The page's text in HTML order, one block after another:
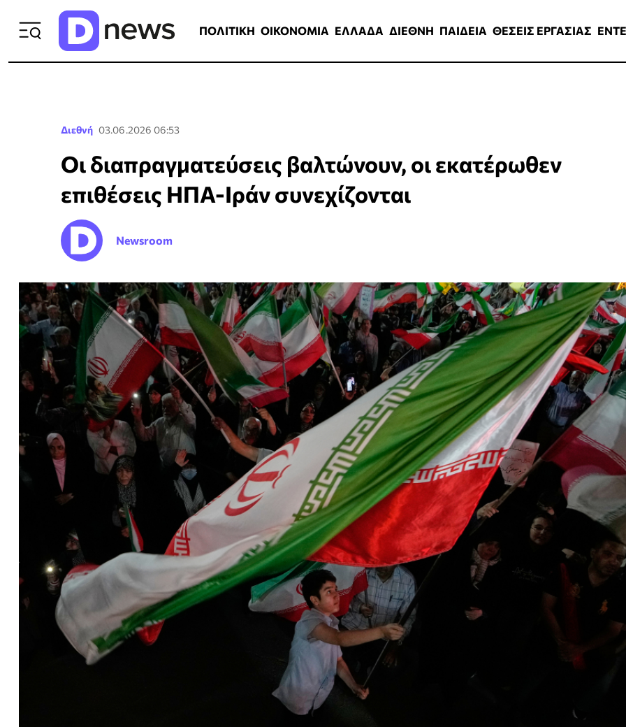
ΠΟΛΙΤΙΚΗ ΟΙΚΟΝΟΜΙΑ ΕΛΛΑΔΑ ΔΙΕΘΝΗ ΠΑΙΔΕΙΑ ΘΕΣΕΙΣ ΕΡΓΑΣΙΑΣ
Διεθνή 03.06.2026 06:53
Οι διαπραγματεύσεις βαλτώνουν, οι εκατέρωθεν
επιθέσεις ΗΠΑ-Ιράν συνεχίζονται
Newsroom